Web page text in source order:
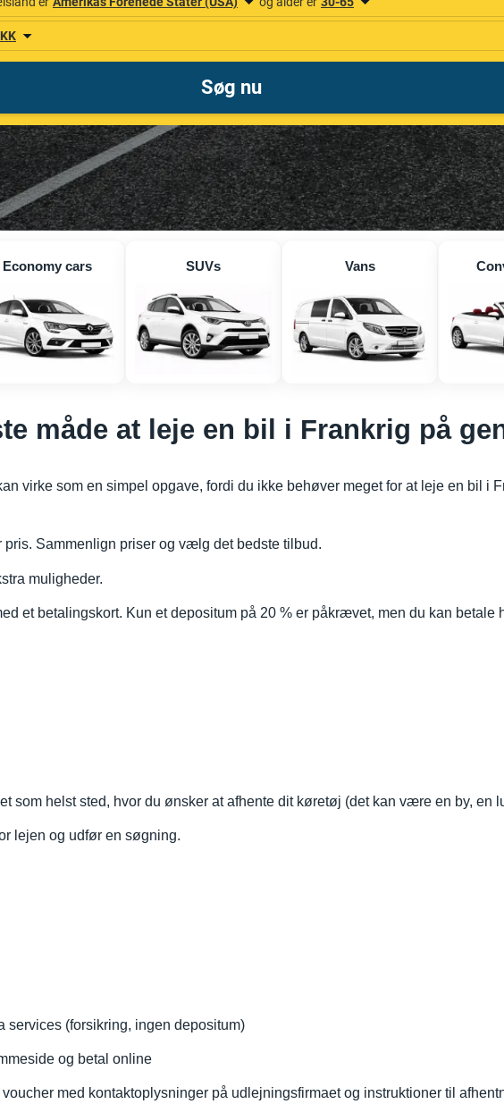
Economy cars SUVs Vans
måde at leje en bil i Frankrig på
virke som en simpel opgave, fordi du ikke behøver meget for at leje en bil i
pris. Sammenlign priser og vælg det bedste tilbud.
muligheder.
et betalingskort. Kun et depositum på 20 % er påkrævet, men du kan betale
som helst sted, hvor du ønsker at afhente dit køretøj (det kan være en by, en
lejen og udfør en søgning.
(forsikring, ingen depositum)
og betal online
med kontaktoplysninger på udlejningsfirmaet og instruktioner til